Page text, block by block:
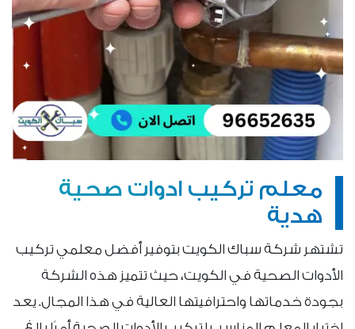
معلم تركيب ادوات صحية
هدية
تشتهر شركة سباك الكويت بتوفير أفضل معلمي تركيب
الأدوات الصحية في الكويت، حيث تتميز هذه الشركة
بجودة خدماتها واحترافيتها العالية في هذا المجال. يعد